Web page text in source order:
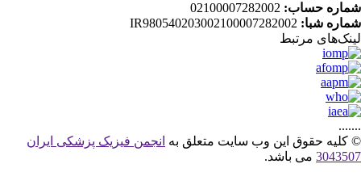
حساب:02100007282002
شبا:IR980540203002100007282002
مرتبط
کلیه حقوق این وب سایت متعلق بهانجمن فیزیک پزشکی ایران
می باشد.